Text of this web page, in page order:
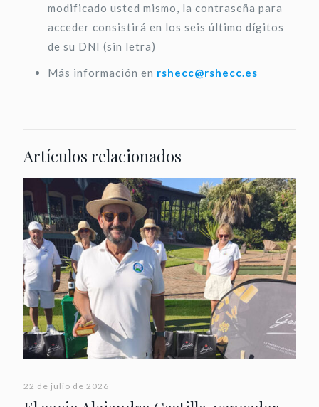
modificado usted mismo, la contraseña para
acceder consistirá en los seis último dígitos
de su DNI (sin letra)
Más información en rshecc@rshecc.es
Artículos relacionados
22 de julio de 2026